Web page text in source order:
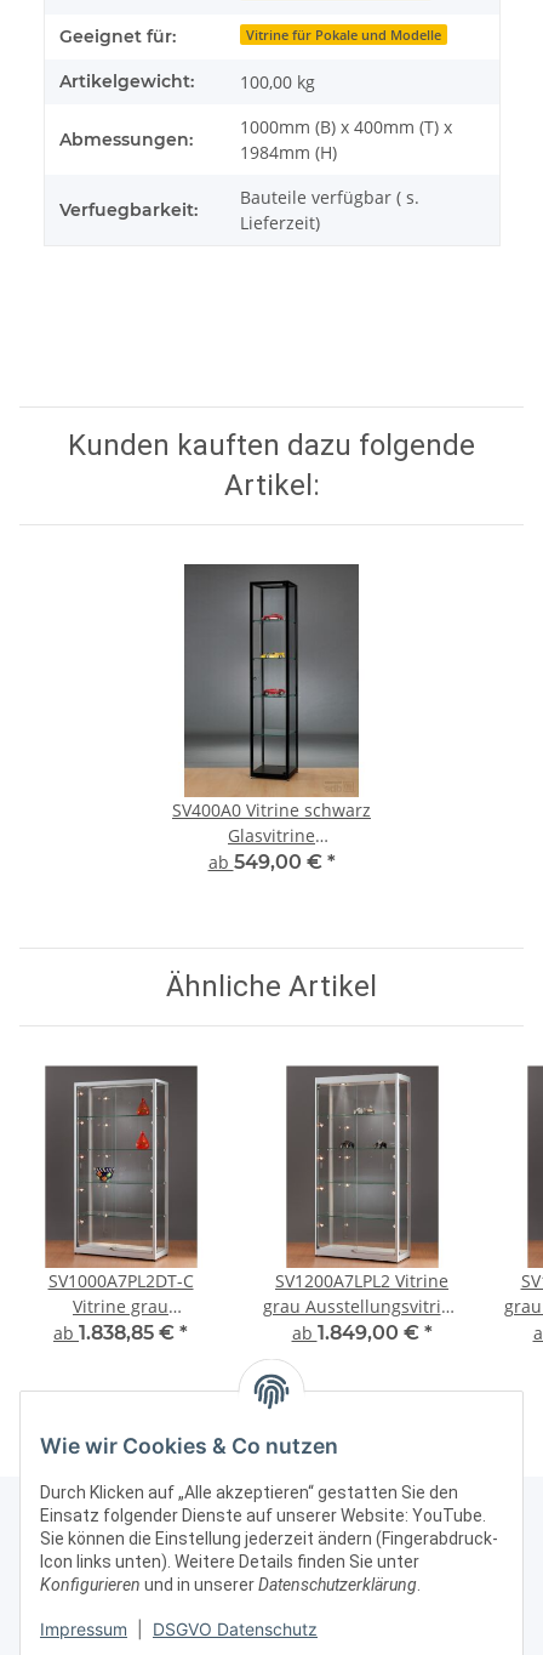
Wie wir Cookies & Co nutzen
Durch Klicken auf „Alle akzeptieren“ gestatten Sie den
Einsatz folgender Dienste auf unserer Website: YouTube.
Sie können die Einstellung jederzeit ändern (Fingerabdruck-
Icon links unten). Weitere Details finden Sie unter
Konfigurieren und in unsererDatenschutzerklärung.
Impressum DSGVO Datenschutz
Geeignet für: Vitrine für Pokale und Modelle
Artikelgewicht: 100,00 kg
Abmessungen:
1000mm (B) x 400mm (T) x
1984mm (H)
Verfuegbarkeit:
Bauteile verfügbar ( s.
Lieferzeit)
Kunden kauften dazu folgende
Artikel:
SV400A0 Vitrine schwarz
Glasvitrine
Ausstellungsvitrine
ab 549,00 € *
Ähnliche Artikel
SV1000A7PL2DT-C
Vitrine grau
Ausstellungsvitrine
ab 1.838,85 € *
SV1200A7LPL2 Vitrine
grau Ausstellungsvitrine
Präsentationsvitrine Alu
Silber mit Beleuchtung
ab 1.849,00 € *
Kontakt & Rechtliches
Weitere Informationen